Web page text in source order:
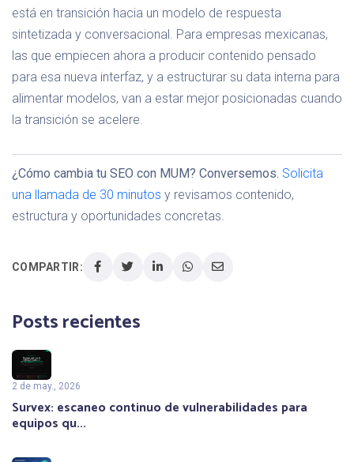
está en transición hacia un modelo de respuesta
sintetizada y conversacional. Para empresas mexicanas,
las que empiecen ahora a producir contenido pensado
para esa nueva interfaz, y a estructurar su data interna para
alimentar modelos, van a estar mejor posicionadas cuando
la transición se acelere.
¿Cómo cambia tu SEO con MUM? Conversemos. Solicita
una llamada de 30 minutos y revisamos contenido,
estructura y oportunidades concretas.
COMPARTIR:
Posts recientes
2 de may., 2026
Survex: escaneo continuo de vulnerabilidades para
equipos qu...